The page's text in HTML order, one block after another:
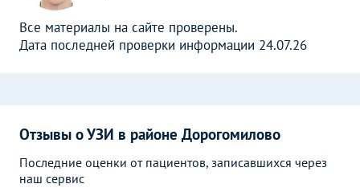
Все материалы на сайте проверены.
Дата последней проверки информации 24.07.26
Отзывы о УЗИ в районе Дорогомилово
Последние оценки от пациентов, записавшихся через
наш сервис